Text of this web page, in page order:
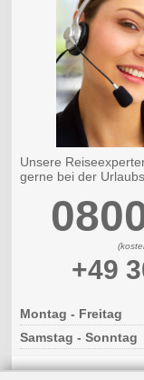
Unsere
gerne bei der
+49
Montag - Freitag
Samstag - Sonntag